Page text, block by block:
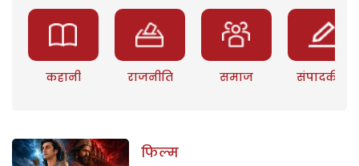
कहानी राजनीति समाज संपादकीय
फिल्म